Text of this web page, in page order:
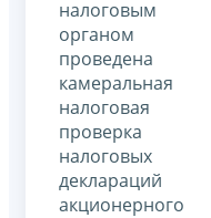
налоговым
органом
проведена
камеральная
налоговая
проверка
налоговых
деклараций
акционерного